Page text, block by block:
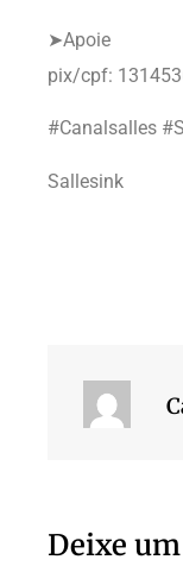
➤Apoie
pix/cpf:
#Canalsalles
Sallesink
Deixe